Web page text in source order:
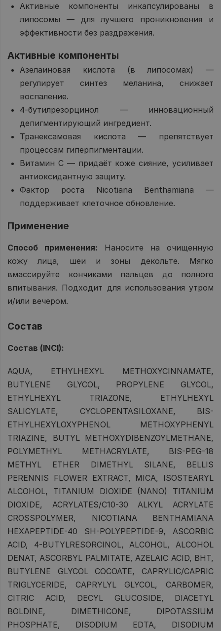
Активные компоненты инкапсулированы в
липосомы — для лучшего проникновения и
эффективности без раздражения.
Активные компоненты
Азелаиновая кислота (в липосомах) —
регулирует синтез меланина, снижает
воспаление.
4-бутилрезорцинол — инновационный
депигментирующий ингредиент.
Транексамовая кислота — препятствует
процессам гиперпигментации.
Витамин C — придаёт коже сияние, усиливает
антиоксидантную защиту.
Фактор роста Nicotiana Benthamiana —
поддерживает клеточное обновление.
Применение
Способ применения: Наносите на очищенную
кожу лица, шеи и зоны декольте. Мягко
вмассируйте кончиками пальцев до полного
впитывания. Подходит для использования утром
и/или вечером.
Состав
Состав (INCI):
AQUA, ETHYLHEXYL METHOXYCINNAMATE,
BUTYLENE GLYCOL, PROPYLENE GLYCOL,
ETHYLHEXYL TRIAZONE, ETHYLHEXYL
SALICYLATE, CYCLOPENTASILOXANE, BIS-
ETHYLHEXYLOXYPHENOL METHOXYPHENYL
TRIAZINE, BUTYL METHOXYDIBENZOYLMETHANE,
POLYMETHYL METHACRYLATE, BIS-PEG-18
METHYL ETHER DIMETHYL SILANE, BELLIS
PERENNIS FLOWER EXTRACT, MICA, ISOSTEARYL
ALCOHOL, TITANIUM DIOXIDE (NANO) TITANIUM
DIOXIDE, ACRYLATES/C10-30 ALKYL ACRYLATE
CROSSPOLYMER, NICOTIANA BENTHAMIANA
HEXAPEPTIDE-40 SH-POLYPEPTIDE-9, ASCORBIC
ACID, 4-BUTYLRESORCINOL, ALCOHOL, ALCOHOL
DENAT, ASCORBYL PALMITATE, AZELAIC ACID, BHT,
BUTYLENE GLYCOL COCOATE, CAPRYLIC/CAPRIC
TRIGLYCERIDE, CAPRYLYL GLYCOL, CARBOMER,
CITRIC ACID, DECYL GLUCOSIDE, DIACETYL
BOLDINE, DIMETHICONE, DIPOTASSIUM
PHOSPHATE, DISODIUM EDTA, DISODIUM